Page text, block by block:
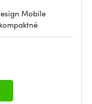
Mobile